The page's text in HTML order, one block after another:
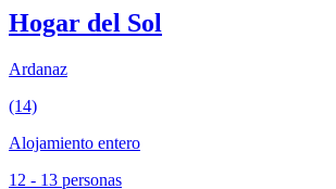
Hogar del Sol
Ardanaz
(14)
Alojamiento entero
12 - 13 personas